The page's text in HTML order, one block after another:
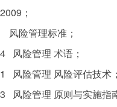
；
险管理标准；
风险管理 术语；
风险管理 风险评估技术；
风险管理 原则与实施指